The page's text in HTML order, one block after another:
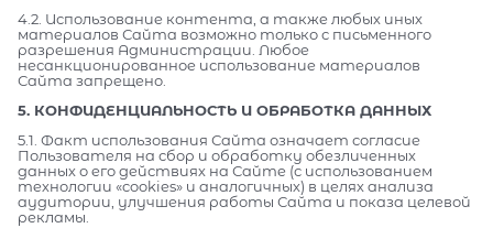
4.2. Использование контента, а также любых иных
материалов Сайта возможно только с письменного
разрешения Администрации. Любое
несанкционированное использование материалов
Сайта запрещено.
5. КОНФИДЕНЦИАЛЬНОСТЬ И ОБРАБОТКА ДАННЫХ
5.1. Факт использования Сайта означает согласие
Пользователя на сбор и обработку обезличенных
данных о его действиях на Сайте (с использованием
технологии «cookies» и аналогичных) в целях анализа
аудитории, улучшения работы Сайта и показа целевой
рекламы.